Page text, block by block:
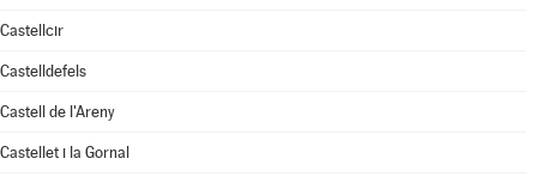
Castellcir
Castelldefels
Castell de l'Areny
Castellet i la Gornal